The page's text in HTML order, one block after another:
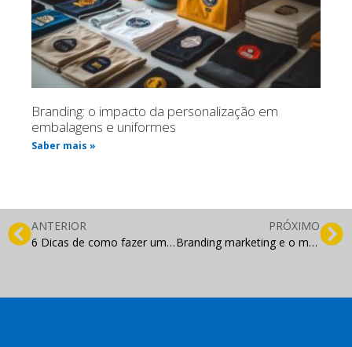
Branding: o impacto da personalização em
embalagens e uniformes
Saber mais »
ANTERIOR
6 Dicas de como fazer um anúncio de Marketing Digital
PRÓXIMO
Branding marketing e o mercado de TI